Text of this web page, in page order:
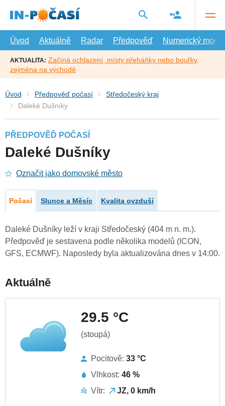
hlavní
Úvod
Aktuálně Radar Předpověď Numerický model
AKTUALITA: Začíná ochlazení, místy přeháňky nebo bouřky,
zejména na východě
Úvod Předpověď počasí
Středočeský kraj
Daleké Dušníky
PŘEDPOVĚĎ POČASÍ
Daleké Dušníky
Označit jako domovské město
Počasí Slunce a Měsíc Kvalita ovzduší
Daleké Dušníky leží v kraji Středočeský (404 m n. m.).
Předpověď je sestavena podle několika modelů (ICON,
GFS, ECMWF). Naposledy byla aktualizována dnes v 14:00.
Aktuálně
29.5 °C
(stoupá)
Pocitově: 33 °C
Vlhkost: 46 %
Vítr:
JZ, 0 km/h